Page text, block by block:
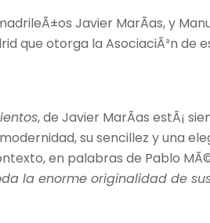
Javier MarÃ­as, y
que otorga la AsociaciÃ³n de
, de Javier MarÃ­as estÃ¡
su sencillez y una
en palabras de Pablo
la enorme originalidad de